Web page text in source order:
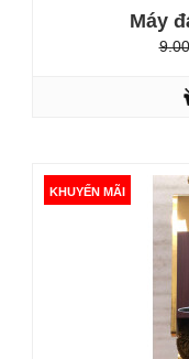
sạch bóng như
dùng nhiều nhất
hoặc các sảnh
vừa mang một
Máy
KHUYẾN MÃI